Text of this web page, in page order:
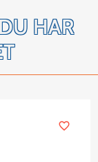
HAR
favorite_border